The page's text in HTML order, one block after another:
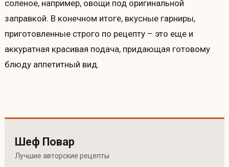
соленое, например, овощи под оригинальной
заправкой. В конечном итоге, вкусные гарниры,
приготовленные строго по рецепту – это еще и
аккуратная красивая подача, придающая готовому
блюду аппетитный вид.
Шеф Повар
Лучшие авторские рецепты